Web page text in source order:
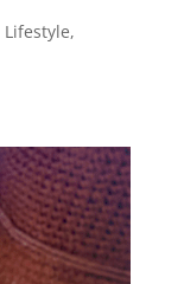
Lifestyle,